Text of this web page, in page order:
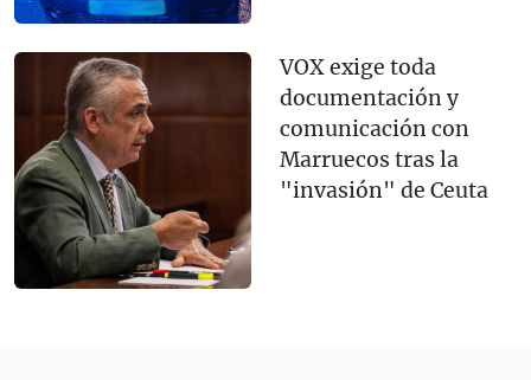
VOX exige toda
documentación y
comunicación con
Marruecos tras la
"invasión" de Ceuta